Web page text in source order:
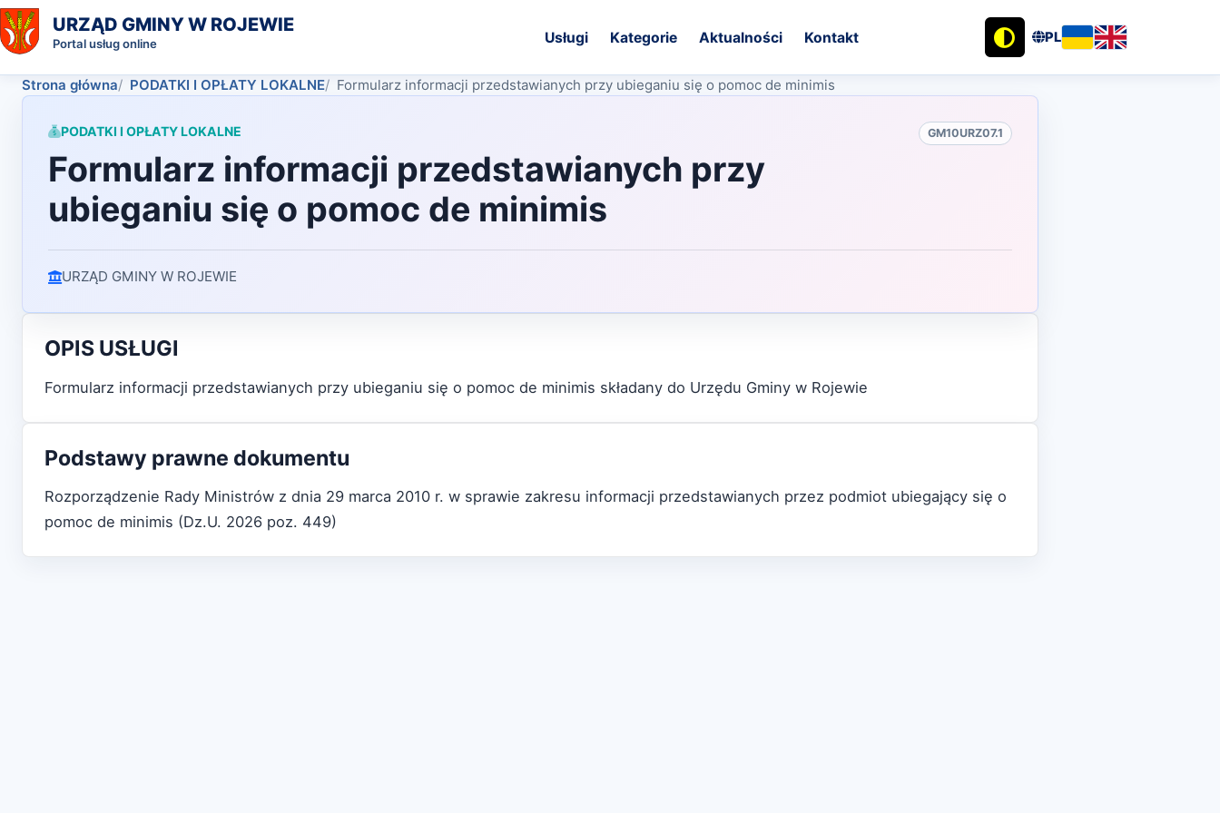
URZĄD GMINY W ROJEWIE
Portal usług online Usługi Kategorie Aktualności Kontakt PL
Strona główna PODATKI I OPŁATY LOKALNE Formularz informacji przedstawianych przy ubieganiu się o pomoc de minimis
PODATKI I OPŁATY LOKALNE GM10URZ07.1
Formularz informacji przedstawianych przy
ubieganiu się o pomoc de minimis
URZĄD GMINY W ROJEWIE
OPIS USŁUGI
Formularz informacji przedstawianych przy ubieganiu się o pomoc de minimis składany do Urzędu Gminy w Rojewie
Podstawy prawne dokumentu
Rozporządzenie Rady Ministrów z dnia 29 marca 2010 r. w sprawie zakresu informacji przedstawianych przez podmiot ubiegający się o
pomoc de minimis (Dz.U. 2026 poz. 449)